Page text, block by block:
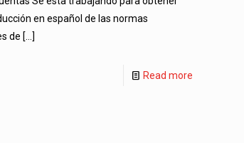
en español de las normas
de […]
Read more